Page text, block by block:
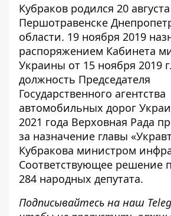
Кубраков родился 20
Першотравенске
области. 19 ноября 2019
распоряжением Кабинета
Украины от 15 ноября 2019
должность Председателя
Государственного агентства
автомобильных дорог
2021 года Верховная Рада
за назначение главы
Кубракова министром
Соответствующее решение
284 народных депутата.
Подписывайтесь на наш